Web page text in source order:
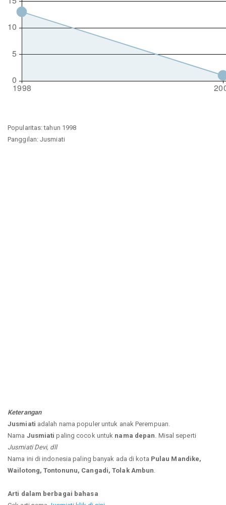
Popularitas: tahun 1998
Panggilan: Jusmiati
Keterangan
Jusmiati adalah nama populer untuk anak Perempuan.
Nama Jusmiati paling cocok untuk nama depan . Misal seperti
Jusmiati Devi, dll
Nama ini di indonesia paling banyak ada di kota Pulau Mandike,
Wailotong, Tontonunu, Cangadi, Tolak Ambun
Arti dalam berbagai bahasa